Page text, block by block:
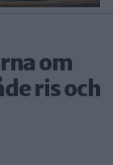
om
ris och